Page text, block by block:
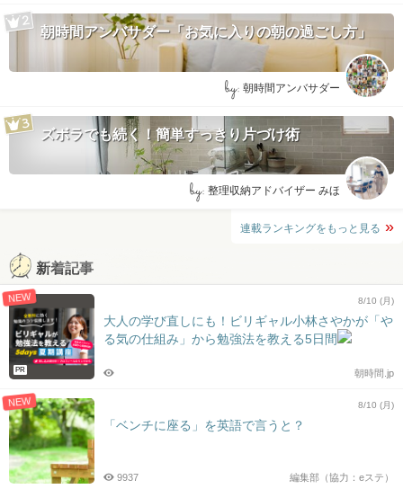
朝時間アンバサダー「お気に入りの朝の過ごし方」
by: 朝時間アンバサダー
ズボラでも続く！簡単すっきり片づけ術
by: 整理収納アドバイザー みほ
連載ランキングをもっと見る
新着記事
NEW
PR
8/10 (月)
大人の学び直しにも！ビリギャル小林さやかが「や
る気の仕組み」から勉強法を教える5日間
朝時間.jp
NEW 8/10 (月)
「ベンチに座る」を英語で言うと？
編集部（協力：eステ）
9937